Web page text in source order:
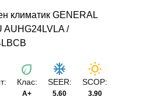
климатик GENERAL
AUHG24LVLA /
eco
Клас:
А+
ac_unit
SEER:
5.60
wb_sunny
SCOP:
3.90